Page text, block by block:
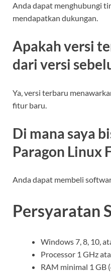
Anda dapat menghubungi
mendapatkan dukungan.
Apakah versi
dari versi
Ya, versi terbaru
fitur baru.
Di mana saya
Paragon Linux
Anda dapat membeli
Persyaratan
Windows 7, 8, 10,
Processor 1 GHz
RAM minimal 1 GB